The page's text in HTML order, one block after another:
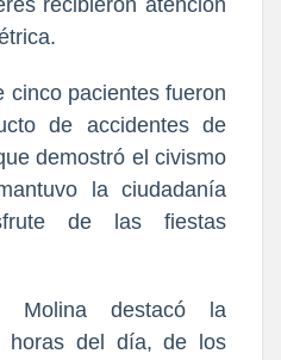
cinco pacientes fueron
de accidentes de
demostró el civismo
la ciudadanía
de las fiestas
Molina destacó la
horas del día, de los